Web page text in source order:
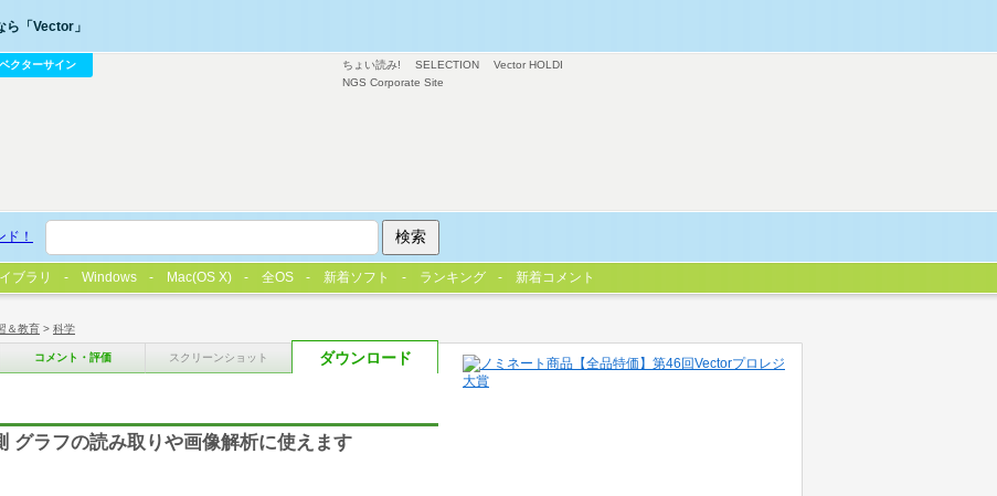
＆教育 > 科学
コメント・評価 スクリーンショット ダウンロード
グラフの読み取りや画像解析に使えます
ちょい読み! SELECTION
Vector HOLDI
NGS Corporate Site
ら「Vector」
ベクターサイン
！
ブラリ Windows Mac(OS X) 全OS 新着ソフト ランキング 新着コメント